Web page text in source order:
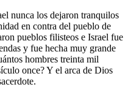
nunca los dejaron tranquilos
en contra del pueblo de
pueblos filisteos e Israel fue
y fue hecha muy grande
hombres treinta mil
once? Y el arca de Dios